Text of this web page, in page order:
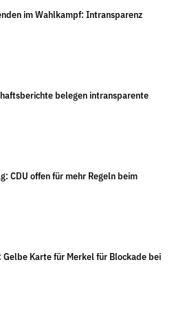
im Wahlkampf: Intransparenz
belegen intransparente
CDU offen für mehr Regeln beim
Gelbe Karte für Merkel für Blockade bei